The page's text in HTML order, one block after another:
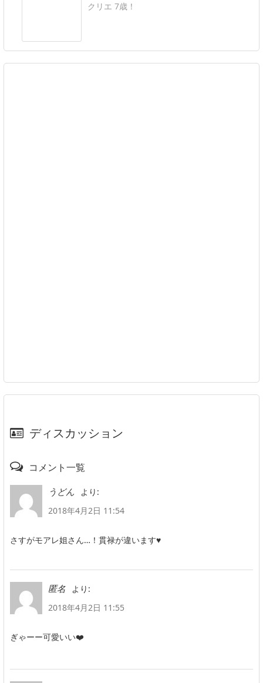
クリエ 7歳！
ディスカッション
コメント一覧
うどん
より:
2018年4月2日 11:54
さすがモアレ姐さん…！貫禄が違います♥
匿名
より:
2018年4月2日 11:55
ぎゃーー可愛いい❤️